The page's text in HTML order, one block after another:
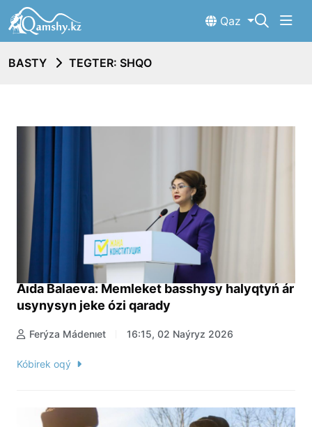
Qaz
BASTY TEGTER: SHQO
Aıda Balaeva: Memleket basshysy halyqtyń ár
usynysyn jeke ózi qarady
Ferýza Mádenıet 16:15, 02 Naýryz 2026
Kóbirek oqý